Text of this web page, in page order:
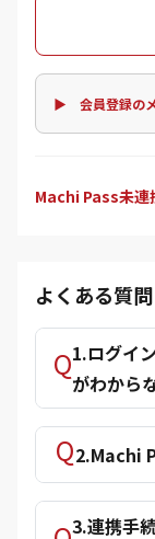
▶ 会員登録のメ
Machi Pass未連
よくある質問
1.ログイ
がわから
2.Machi
3.連携手